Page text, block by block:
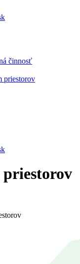
činnosť
priestorov